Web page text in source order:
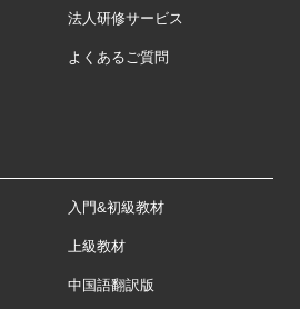
法人研修サービス
よくあるご質問
入門&初級教材
上級教材
中国語翻訳版